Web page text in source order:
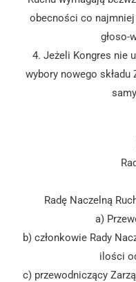
obecności co najmniej
głoso-
4. Jeżeli Kongres nie
wybory nowego
Radę Naczelną
a)
b) członkowie Rady
ilości
c) przewodniczący